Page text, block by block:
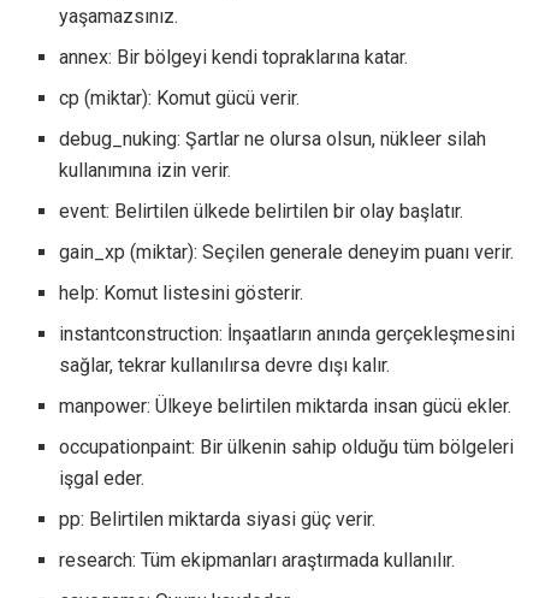
yaşamazsınız.
annex: Bir bölgeyi kendi topraklarına katar.
cp (miktar): Komut gücü verir.
debug_nuking: Şartlar ne olursa olsun, nükleer silah
kullanımına izin verir.
event: Belirtilen ülkede belirtilen bir olay başlatır.
gain_xp (miktar): Seçilen generale deneyim puanı verir.
help: Komut listesini gösterir.
instantconstruction: İnşaatların anında gerçekleşmesini
sağlar, tekrar kullanılırsa devre dışı kalır.
manpower: Ülkeye belirtilen miktarda insan gücü ekler.
occupationpaint: Bir ülkenin sahip olduğu tüm bölgeleri
işgal eder.
pp: Belirtilen miktarda siyasi güç verir.
research: Tüm ekipmanları araştırmada kullanılır.